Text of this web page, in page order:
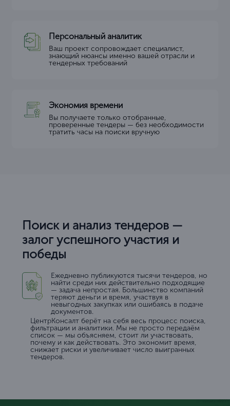
Персональный аналитик
Ваш проект сопровождает специалист,
знающий нюансы именно вашей отрасли и
тендерных требований
Экономия времени
Вы получаете только отобранные,
проверенные тендеры — без необходимости
тратить часы на поиски вручную
Поиск и анализ тендеров —
залог успешного участия и
победы
Ежедневно публикуются тысячи тендеров, но
найти среди них действительно подходящие
— задача непростая. Большинство компаний
теряют деньги и время, участвуя в
невыгодных закупках или ошибаясь в подаче
документов.
ЦентрКонсалт берёт на себя весь процесс поиска,
фильтрации и аналитики. Мы не просто передаём
список — мы объясняем, стоит ли участвовать,
почему и как действовать. Это экономит время,
снижает риски и увеличивает число выигранных
тендеров.